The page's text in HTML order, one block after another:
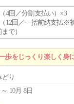
4回／分割支払い）×3
（12回／一括前納支払※
で）
歩をじっくり楽しく身
り
10月 8日